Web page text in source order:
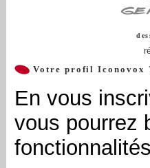
Votre profil Iconovox
En vous
vous pourrez